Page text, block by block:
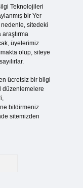
Teknolojileri
bir Yer
nedenle, sitedeki
üyelerimiz
olup, siteye
ücretsiz bir bilgi
düzenlemelere
bildirmeniz
sitemizden